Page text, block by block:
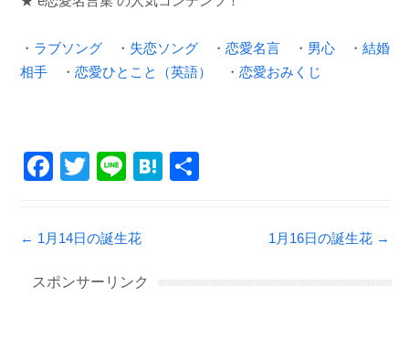
・ ラブソング ・ 失恋ソング ・ 恋愛名言 ・ 男心 ・ 結婚
相手 ・ 恋愛ひとこと（英語） ・ 恋愛おみくじ
F
c
e
b
T
tt
er
Li
e
H
Post navigation
← 1月14日の誕生花 1月16日の誕生花 →
スポンサーリンク